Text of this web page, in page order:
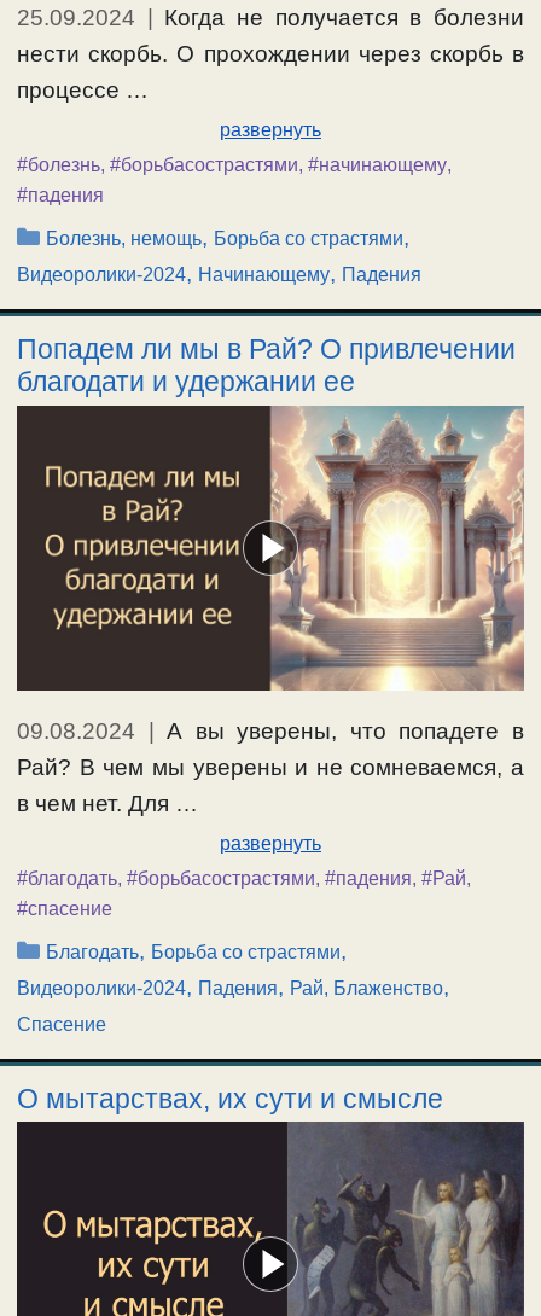
25.09.2024
Когда не получается в болезни
нести скорбь. О прохождении через скорбь в
процессе …
развернуть
#болезнь, #борьбасострастями, #начинающему,
#падения
Рубрики
Болезнь, немощь, Борьба со страстями,
Видеоролики-2024, Начинающему, Падения
Попадем ли мы в Рай? О привлечении
благодати и удержании ее
09.08.2024 |А вы уверены, что попадете в
Рай? В чем мы уверены и не сомневаемся, а
в чем нет. Для …
развернуть
#благодать, #борьбасострастями, #падения, #Рай,
#спасение
Рубрики
Благодать, Борьба со страстями,
Видеоролики-2024, Падения, Рай, Блаженство,
Спасение
О мытарствах, их сути и смысле